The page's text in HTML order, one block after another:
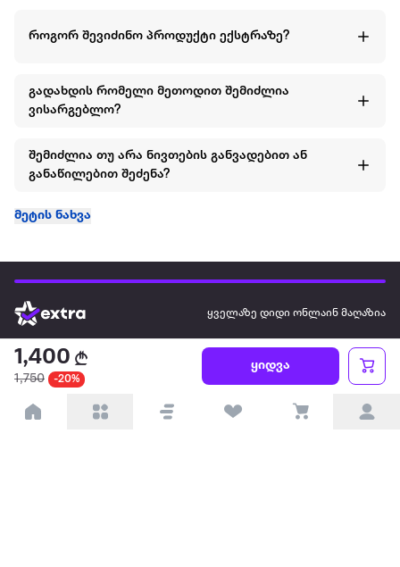
1,400
1,750 -20%
ყიდვა
წონა: დაახლოებით 29.3 კგ (შეფუთვით); დამატებით:
ზონა
როგორ შევიძინო პროდუქტი ექსტრაზე?
გადახდის რომელი მეთოდით შემიძლია
ვისარგებლო?
შემიძლია თუ არა ნივთების განვადებით ან
განაწილებით შეძენა?
მეტის ნახვა
ყველაზე დიდი ონლაინ მაღაზია
ჩვენ შესახებ
წესები და პირობები